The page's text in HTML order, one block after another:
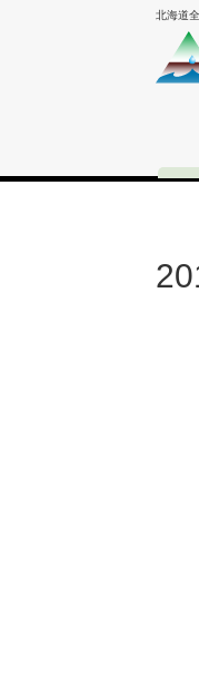
北海道